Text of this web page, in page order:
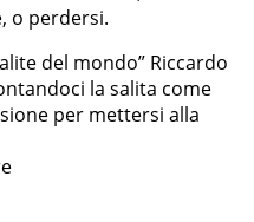
o perdersi.
del mondo” Riccardo
la salita come
per mettersi alla